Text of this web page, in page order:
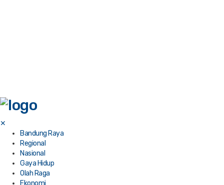
✕
Bandung Raya
Regional
Nasional
Gaya Hidup
Olah Raga